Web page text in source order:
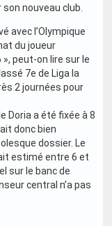
nouveau club.
avec l’Olympique
du joueur
peut-on lire sur le
7e de Liga la
2 journées pour
Doria a été fixée à 8
donc bien
dossier. Le
estimé entre 6 et
sur le banc de
central n’a pas